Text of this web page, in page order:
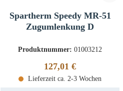
Spartherm Speedy MR-51
Zugumlenkung D
Produktnummer:01003212
Regulärer Preis:
127,01 €
Lieferzeit ca. 2-3 Wochen